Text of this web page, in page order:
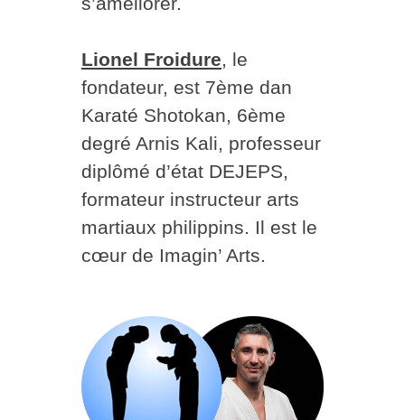
Lionel Froidure, le
fondateur, est 7ème dan
Karaté Shotokan, 6ème
degré Arnis Kali, professeur
diplômé d’état DEJEPS,
formateur instructeur arts
martiaux philippins. Il est le
cœur de Imagin’ Arts.